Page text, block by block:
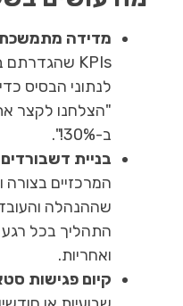
מדידה
לנתוני הבסיס
"הצלחנו לקצר
ב-30%!".
בניית דשבורדים
המרכזיים בצורה
שההנהלה
התהליך בכל רגע
ואחריות.
קיום פגישות